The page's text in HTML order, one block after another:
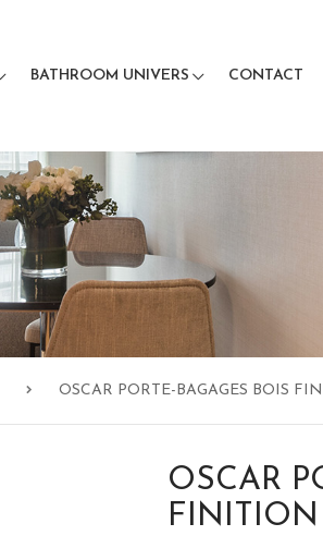
BATHROOM UNIVERS CONTACT
OSCAR PORTE-BAGAGES BOIS
OSCAR
FINITION